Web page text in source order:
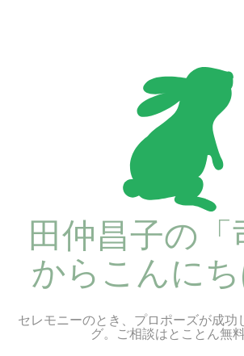
田仲昌子の
からこんにち
セレモニーのとき、プロポーズが成功
グ。ご相談はとことん無